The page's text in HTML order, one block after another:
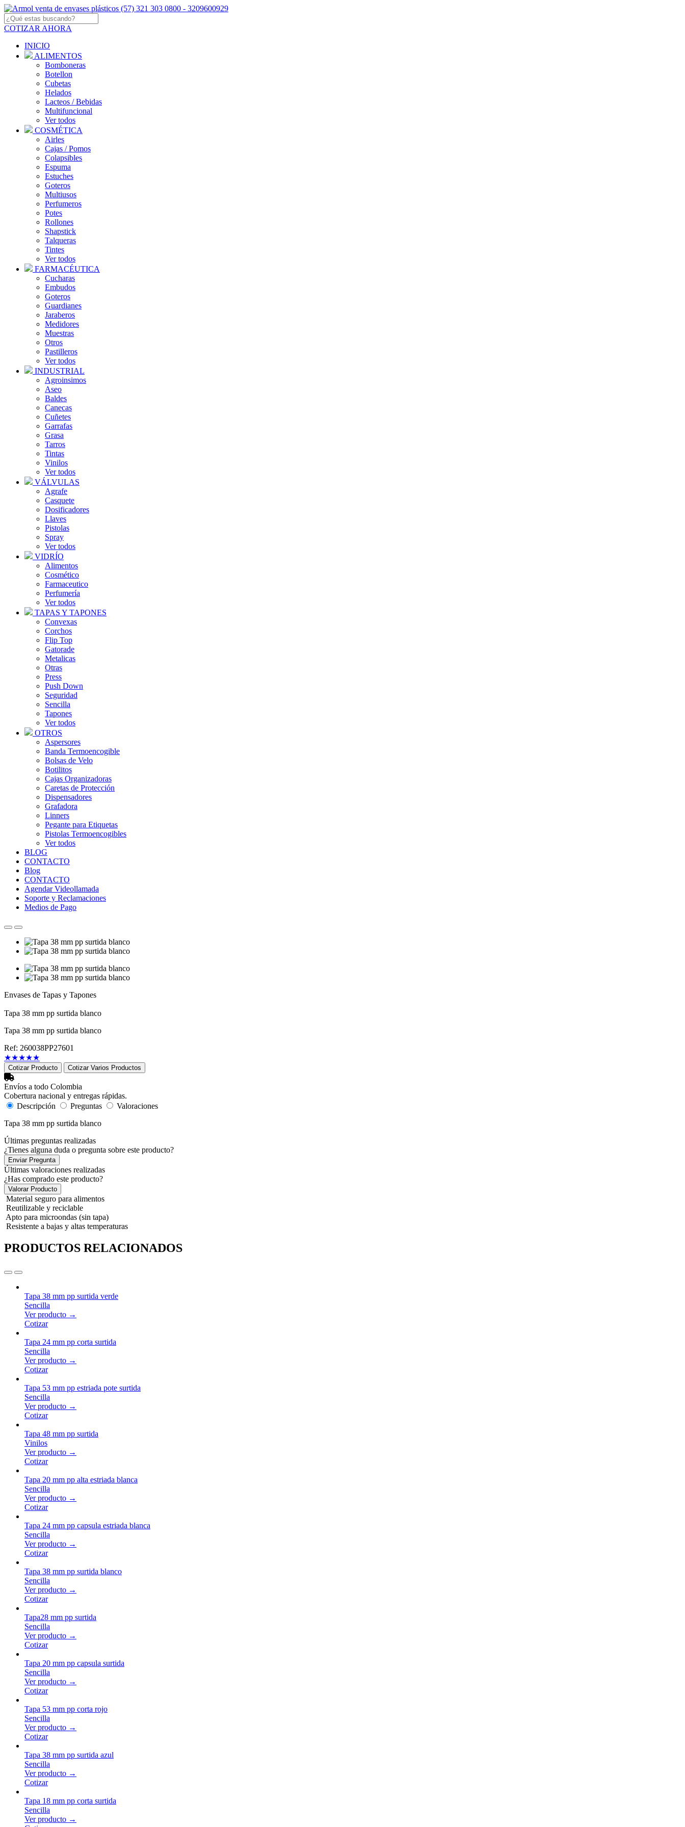
COTIZAR AHORA
INICIO
ALIMENTOS
Bomboneras
Botellon
Cubetas
Helados
Lacteos / Bebidas
Multifuncional
Ver todos
COSMÉTICA
Airles
Cajas / Pomos
Colapsibles
Espuma
Estuches
Goteros
Multiusos
Perfumeros
Potes
Rollones
Shapstick
Talqueras
Tintes
Ver todos
FARMACÉUTICA
Cucharas
Embudos
Goteros
Guardianes
Jaraberos
Medidores
Muestras
Otros
Pastilleros
Ver todos
INDUSTRIAL
Agroinsimos
Aseo
Baldes
Canecas
Cuñetes
Garrafas
Grasa
Tarros
Tintas
Vinilos
Ver todos
VÁLVULAS
Agrafe
Casquete
Dosificadores
Llaves
Pistolas
Spray
Ver todos
VIDRÍO
Alimentos
Cosmético
Farmaceutico
Perfumería
Ver todos
TAPAS Y TAPONES
Convexas
Corchos
Flip Top
Gatorade
Metalicas
Otras
Press
Push Down
Seguridad
Sencilla
Tapones
Ver todos
OTROS
Aspersores
Banda Termoencogible
Bolsas de Velo
Botilitos
Cajas Organizadoras
Caretas de Protección
Dispensadores
Grafadora
Linners
Pegante para Etiquetas
Pistolas Termoencogibles
Ver todos
BLOG
CONTACTO
Blog
CONTACTO
Agendar Videollamada
Soporte y Reclamaciones
Medios de Pago
Envases de Tapas y Tapones
Tapa 38 mm pp surtida blanco
Tapa 38 mm pp surtida blanco
Ref: 260038PP27601
★★★★★
Cotizar Producto Cotizar Varios Productos
Envíos a todo Colombia
Cobertura nacional y entregas rápidas.
Descripción
Preguntas
Valoraciones
Tapa 38 mm pp surtida blanco
Últimas preguntas realizadas
¿Tienes alguna duda o pregunta sobre este producto?
Enviar Pregunta
Últimas valoraciones realizadas
¿Has comprado este producto?
Valorar Producto
Material seguro para alimentos
Reutilizable y reciclable
Apto para microondas (sin tapa)
Resistente a bajas y altas temperaturas
PRODUCTOS RELACIONADOS
Tapa 38 mm pp surtida verde
Sencilla
Ver producto →
Cotizar
Tapa 24 mm pp corta surtida
Sencilla
Ver producto →
Cotizar
Tapa 53 mm pp estriada pote surtida
Sencilla
Ver producto →
Cotizar
Tapa 48 mm pp surtida
Vinilos
Ver producto →
Cotizar
Tapa 20 mm pp alta estriada blanca
Sencilla
Ver producto →
Cotizar
Tapa 24 mm pp capsula estriada blanca
Sencilla
Ver producto →
Cotizar
Tapa 38 mm pp surtida blanco
Sencilla
Ver producto →
Cotizar
Tapa28 mm pp surtida
Sencilla
Ver producto →
Cotizar
Tapa 20 mm pp capsula surtida
Sencilla
Ver producto →
Cotizar
Tapa 53 mm pp corta rojo
Sencilla
Ver producto →
Cotizar
Tapa 38 mm pp surtida azul
Sencilla
Ver producto →
Cotizar
Tapa 18 mm pp corta surtida
Sencilla
Ver producto →